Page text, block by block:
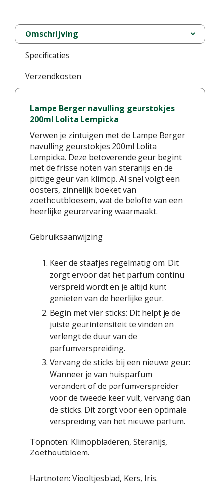
Omschrijving
Specificaties
Verzendkosten
Lampe Berger navulling geurstokjes
200ml Lolita Lempicka
Verwen je zintuigen met de Lampe Berger
navulling geurstokjes 200ml Lolita
Lempicka. Deze betoverende geur begint
met de frisse noten van steranijs en de
pittige geur van klimop. Al snel volgt een
oosters, zinnelijk boeket van
zoethoutbloesem, wat de belofte van een
heerlijke geurervaring waarmaakt.
Gebruiksaanwijzing
Keer de staafjes regelmatig om: Dit
zorgt ervoor dat het parfum continu
verspreid wordt en je altijd kunt
genieten van de heerlijke geur.
Begin met vier sticks: Dit helpt je de
juiste geurintensiteit te vinden en
verlengt de duur van de
parfumverspreiding.
Vervang de sticks bij een nieuwe geur:
Wanneer je van huisparfum
verandert of de parfumverspreider
voor de tweede keer vult, vervang dan
de sticks. Dit zorgt voor een optimale
verspreiding van het nieuwe parfum.
Topnoten: Klimopbladeren, Steranijs,
Zoethoutbloem.
Hartnoten: Viooltjesblad, Kers, Iris.